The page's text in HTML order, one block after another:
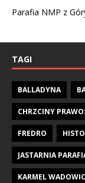
Parafia NMP z
TAGI
BALLADYNA
CHRZCINY
FREDRO
JASTARNIA
KARMEL